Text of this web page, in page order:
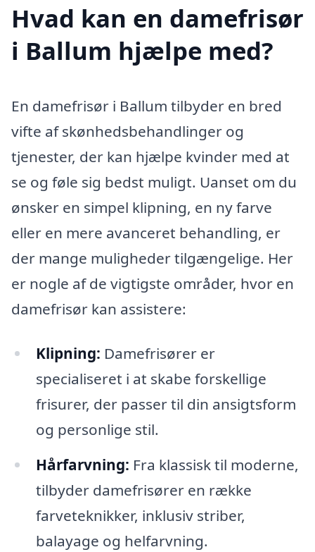
Hvad kan en damefrisør
i Ballum hjælpe med?
En damefrisør i Ballum tilbyder en bred
vifte af skønhedsbehandlinger og
tjenester, der kan hjælpe kvinder med at
se og føle sig bedst muligt. Uanset om du
ønsker en simpel klipning, en ny farve
eller en mere avanceret behandling, er
der mange muligheder tilgængelige. Her
er nogle af de vigtigste områder, hvor en
damefrisør kan assistere:
Klipning: Damefrisører er
specialiseret i at skabe forskellige
frisurer, der passer til din ansigtsform
og personlige stil.
Hårfarvning: Fra klassisk til moderne,
tilbyder damefrisører en række
farveteknikker, inklusiv striber,
balayage og helfarvning.